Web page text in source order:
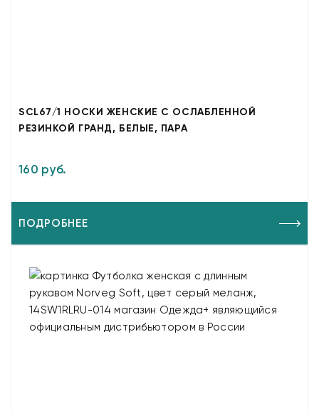
SCL67/1 НОСКИ ЖЕНСКИЕ С ОСЛАБЛЕННОЙ
РЕЗИНКОЙ ГРАНД, БЕЛЫЕ, ПАРА
160 руб.
ПОДРОБНЕЕ